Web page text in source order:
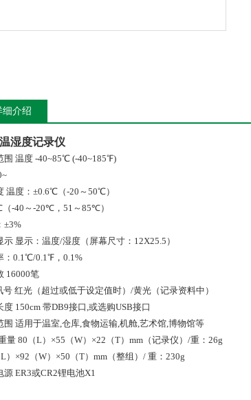
细介绍
湿度记录仪
围 温度 -40~85℃ (-40~185℉)
温度：±0.6℃（-20～50℃）
-40～-20℃，51～85℃）
±3%
示 显示：温度/湿度（屏幕尺寸：12X25.5）
：0.1℃/0.1℉，0.1%
16000笔
号 红光（超过或低于设定值时）/黄光（记录资料中）
度 150cm 带DB9接口,或选购USB接口
围 适用于温室,仓库,食物运输,机舱,艺术馆,博物馆等
量 80（L）×55（W）×22（T）mm（记录仪）/重：26g
）×92（W）×50（T）mm（整组）/ 重：230g
源 ER3或CR2锂电池X1